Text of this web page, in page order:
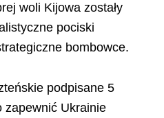
woli Kijowa zostały
pociski
bombowce.
podpisane 5
zapewnić Ukrainie